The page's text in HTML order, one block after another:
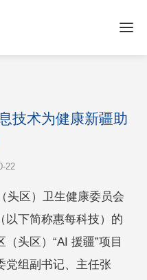
技术为健康新疆助
22
头区）卫生健康委员会
以下简称惠每科技）的
头区）“AI 援疆”项目
党组副书记、主任张